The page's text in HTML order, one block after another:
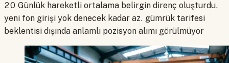
20 Günlük hareketli ortalama belirgin direnç oluşturdu.
yeni fon girişi yok denecek kadar az. gümrük tarifesi
beklentisi dışında anlamlı pozisyon alımı görülmüyor